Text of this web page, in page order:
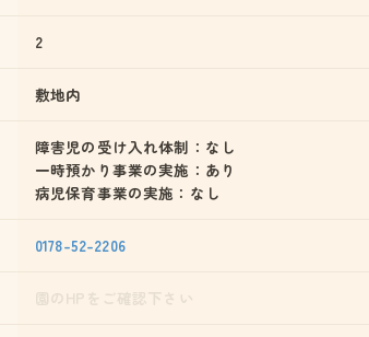
2
敷地内
障害児の受け入れ体制：なし
一時預かり事業の実施：あり
病児保育事業の実施：なし
0178-52-2206